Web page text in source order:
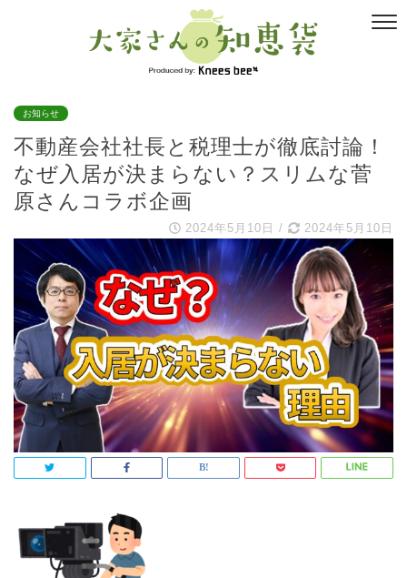
お知らせ
不動産会社社長と税理士が徹底討論！
なぜ入居が決まらない？スリムな菅
原さんコラボ企画
2024年5月10日 / 2024年5月10日